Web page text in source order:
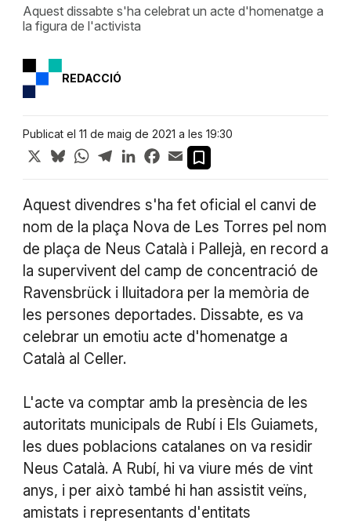
Aquest dissabte s'ha celebrat un acte d'homenatge a
la figura de l'activista
REDACCIÓ
Publicat el 11 de maig de 2021 a les 19:30
X BlueskyWhatsApp
TelegramLinkedInFacebook
Email
Aquest divendres s'ha fet oficial el canvi de
nom de la plaça Nova de Les Torres pel nom
de plaça de Neus Català i Pallejà, en record a
la supervivent del camp de concentració de
Ravensbrück i lluitadora per la memòria de
les persones deportades. Dissabte, es va
celebrar un emotiu acte d'homenatge a
Català al Celler.
L'acte va comptar amb la presència de les
autoritats municipals de Rubí i Els Guiamets,
les dues poblacions catalanes on va residir
Neus Català. A Rubí, hi va viure més de vint
anys, i per això també hi han assistit veïns,
amistats i representants d'entitats